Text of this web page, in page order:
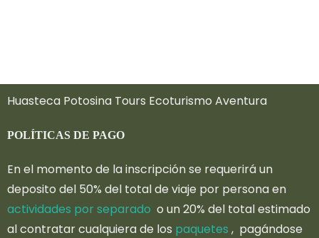
Huasteca Potosina Tours Ecoturismo Aventura
POLÍTICAS DE PAGO
En el momento de la inscripción se requerirá un
deposito del 50% del total de viaje por persona en
actividades por separado o un 20% del total estimado
al contratar cualquiera de los paquetes , pagándose